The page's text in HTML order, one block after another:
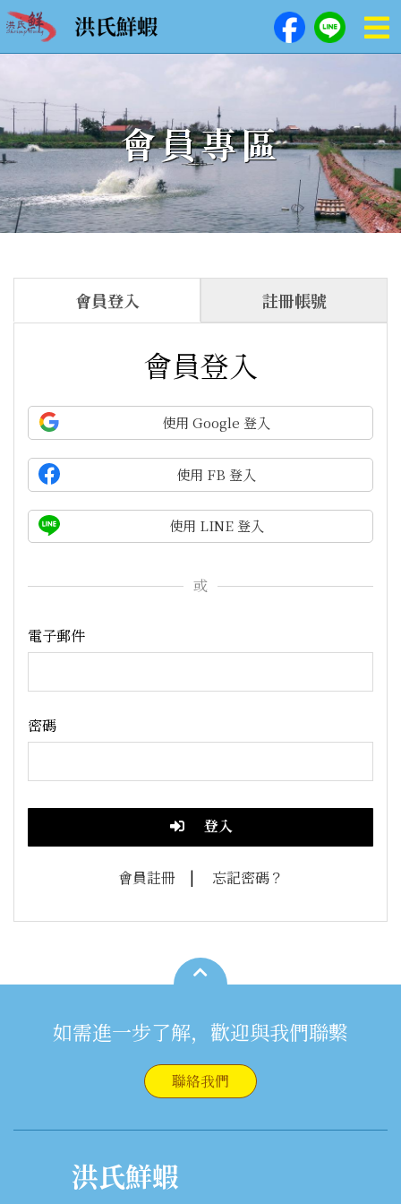
會員專區
會員登入 註冊帳號
會員登入
使用 Google 登入
使用 FB 登入
使用 LINE 登入
或
電子郵件
密碼
會員註冊| 忘記密碼？
如需進一步了解，歡迎與我們聯繫
聯絡我們
洪氏鮮蝦